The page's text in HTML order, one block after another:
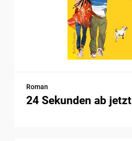
Roman
24 Sekunden ab jetzt